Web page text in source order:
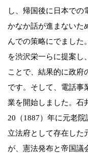
し、帰国後に日本での
かなか話が進まないた
んでの策略にでました
を渋沢栄一らに提案し
ことで、結果的に政府
です。そして、電話事
業を開始しました。石
20（1887）年に元老
立法府として存在した
が、憲法発布と帝国議